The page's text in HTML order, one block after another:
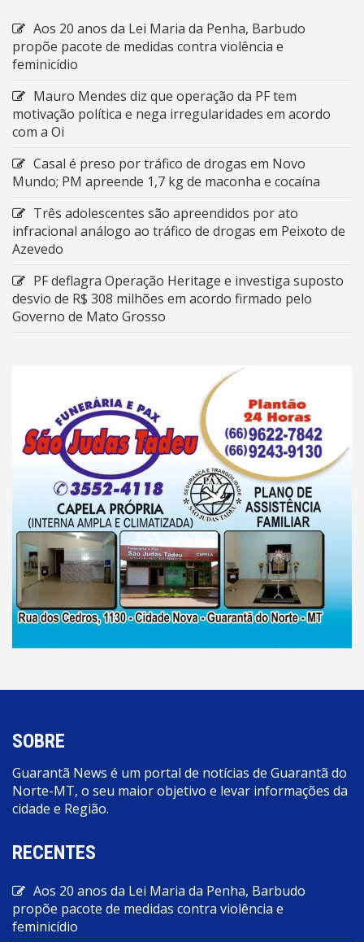
Aos 20 anos da Lei Maria da Penha, Barbudo
propõe pacote de medidas contra violência e
feminicídio
Mauro Mendes diz que operação da PF tem
motivação política e nega irregularidades em acordo
com a Oi
Casal é preso por tráfico de drogas em Novo
Mundo; PM apreende 1,7 kg de maconha e cocaína
Três adolescentes são apreendidos por ato
infracional análogo ao tráfico de drogas em Peixoto de
Azevedo
PF deflagra Operação Heritage e investiga suposto
desvio de R$ 308 milhões em acordo firmado pelo
Governo de Mato Grosso
SOBRE
Guarantã News é um portal de notícias de Guarantã do
Norte-MT, o seu maior objetivo e levar informações da
cidade e Região.
RECENTES
Aos 20 anos da Lei Maria da Penha, Barbudo
propõe pacote de medidas contra violência e
feminicídio